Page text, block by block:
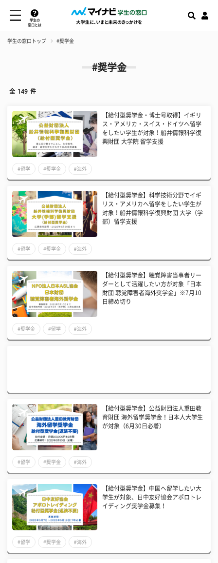
学生の
窓口とは
学生の窓口トップ #奨学金
#奨学金
全 149 件
【給付型奨学金・博士号取得】イギリ
ス・アメリカ・スイス・ドイツへ留学
をしたい学生が対象！船井情報科学復
興財団 大学院 留学支援
#留学 #奨学金 #海外
【給付型奨学金】科学技術分野でイギ
リス・アメリカへ留学をしたい学生が
対象！船井情報科学復興財団 大学（学
部）留学支援
#留学 #奨学金 #海外
【給付型奨学金】聴覚障害当事者リー
ダーとして活躍したい方が対象「日本
財団 聴覚障害者海外奨学金」※7月10
日締め切り
#奨学金 #留学 #海外
【給付型奨学金】公益財団法人重田教
育財団 海外留学奨学金！日本人大学生
が対象（6月30日必着）
#留学 #奨学金 #海外
【給付型奨学金】中国へ留学したい大
学生が対象、日中友好協会アポロトレ
イディング奨学金募集！
#留学 #奨学金 #海外